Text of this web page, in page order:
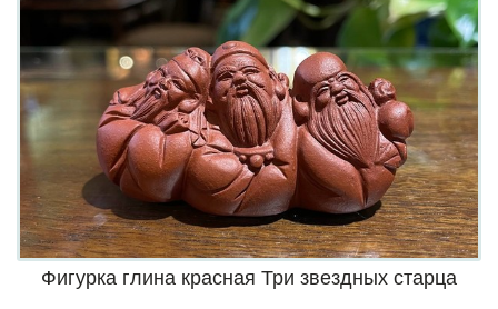
Фигурка глина красная Три звездных старца